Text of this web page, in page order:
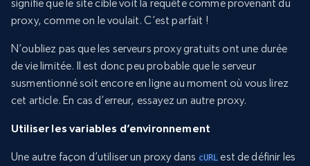
signifie que le site cible voit la requête comme provenant du
proxy, comme on le voulait. C’est parfait !
N’oubliez pas que les serveurs proxy gratuits ont une durée
de vie limitée. Il est donc peu probable que le serveur
susmentionné soit encore en ligne au moment où vous lirez
cet article. En cas d’erreur, essayez un autre proxy.
Utiliser les variables d’environnement
Une autre façon d’utiliser un proxy dans cURL est de définir les